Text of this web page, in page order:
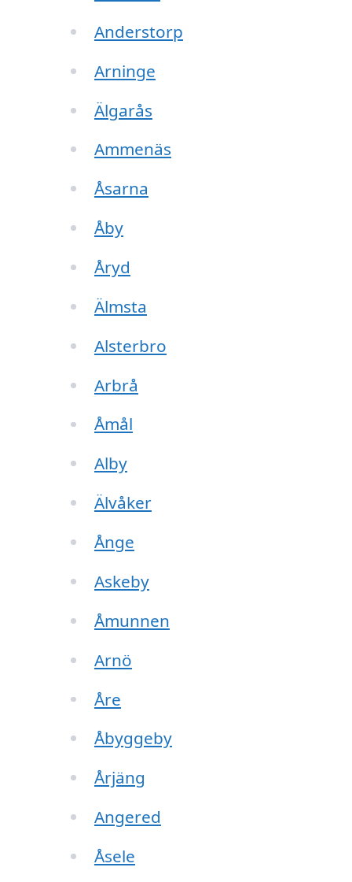
Anderstorp
Arninge
Älgarås
Ammenäs
Åsarna
Åby
Åryd
Älmsta
Alsterbro
Arbrå
Åmål
Alby
Älvåker
Ånge
Askeby
Åmunnen
Arnö
Åre
Åbyggeby
Årjäng
Angered
Åsele